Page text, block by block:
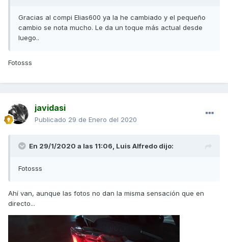
Gracias al compi Elias600 ya la he cambiado y el pequeño
cambio se nota mucho. Le da un toque más actual desde
luego..
Fotosss
javidasi
Publicado 29 de Enero del 2020
En 29/1/2020 a las 11:06, Luis Alfredo dijo:
Fotosss
Ahí van, aunque las fotos no dan la misma sensación que en
directo...